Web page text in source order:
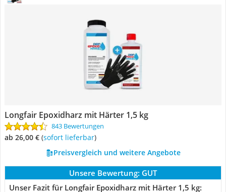
Longfair Epoxidharz mit Härter 1,5 kg
843 Bewertungen
ab 26,00 € ( Sofort lieferbar)
Preisvergleich und weitere Angebote
Unsere Bewertung: GUT
Unser Fazit für Longfair Epoxidharz mit Härter 1,5 kg: